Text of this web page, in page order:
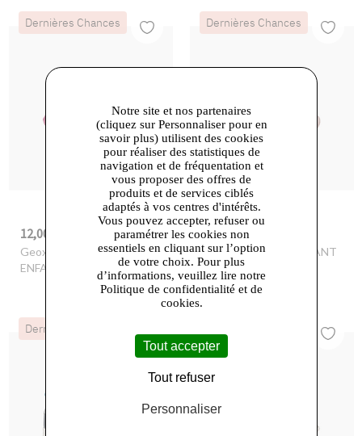
Dernières Chances
12,00 € 59,90 €
Geox
- B LIGHTYLOO
ENFANT
Dernières Chances
12,00 € -80%
Geox- B RISHON ENFANT
Dernières Chances
Notre site et nos partenaires
(cliquez sur Personnaliser pour en
savoir plus) utilisent des cookies
pour réaliser des statistiques de
navigation et de fréquentation et
vous proposer des offres de
produits et de services ciblés
adaptés à vos centres d'intérêts.
Vous pouvez accepter, refuser ou
paramétrer les cookies non
essentiels en cliquant sur l’option
de votre choix. Pour plus
d’informations, veuillez lire notre
Politique de confidentialité et de
cookies.
Tout accepter
Tout refuser
Personnaliser